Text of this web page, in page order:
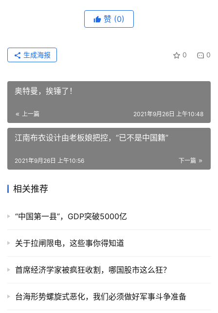
赞 (0)
0 0
生成海报
奥特曼，挨锤了！
上一篇 2021年9月26日 上午10:48
江南布衣设计由老板娘把控，“已不是中国籍”
下一篇
2021年9月26日 上午10:56
相关推荐
“中国第一县”，GDP突破5000亿
关于拉闸限电，这些事你得知道
首席经济学家被疯狂收割，哪国股市这么狂？
台海形势螺旋式恶化，我们必须做好军事斗争准备